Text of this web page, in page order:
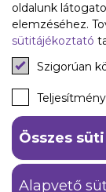
Facebook
Instagram
Tiktok
Youtube
Spotify
ÁSZF
Adatkezelési
oldalunk
elemzéséhez.
sütitájékoztató
Szigorúan
Összes
Alapvető